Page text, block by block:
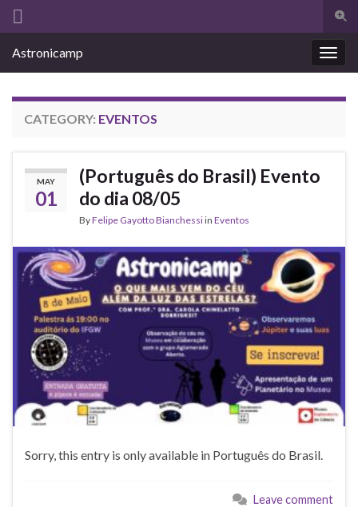
Astronicamp
CATEGORY: EVENTOS
MAY
01
(Português do Brasil) Evento
do dia 08/05
ByFelipe Gayotto Bianchessiin Eventos
Sorry, this entry is only available in Português do Brasil.
Leave comment